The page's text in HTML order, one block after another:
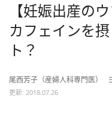
【妊娠出産の
カフェインを
ト？
尾西芳子（産婦人科専門医）
更新: 2018.07.26